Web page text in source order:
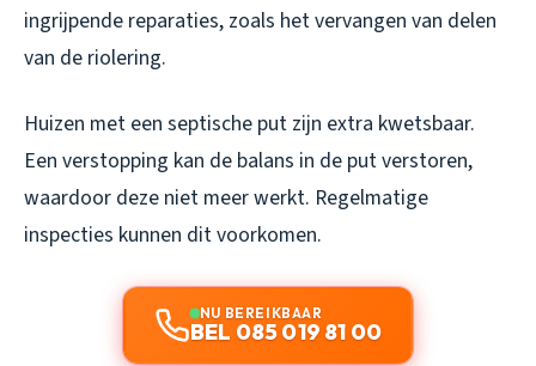
ingrijpende reparaties, zoals het vervangen van delen
van de riolering.
Huizen met een septische put zijn extra kwetsbaar.
Een verstopping kan de balans in de put verstoren,
waardoor deze niet meer werkt. Regelmatige
inspecties kunnen dit voorkomen.
NU BEREIKBAAR
BEL 085 019 81 00